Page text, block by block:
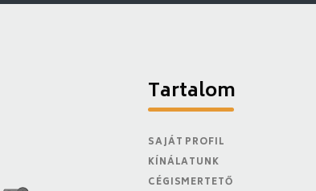
Tartalom
SAJÁT PROFIL
KÍNÁLATUNK
CÉGISMERTETŐ